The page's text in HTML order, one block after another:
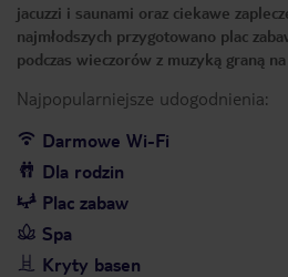
jacuzzi i saunami oraz ciekawe
najmłodszych przygotowano plac
podczas wieczorów z muzyką graną
Najpopularniejsze udogodnienia:
Darmowe Wi-Fi
Dla rodzin
Plac zabaw
Spa
Kryty basen